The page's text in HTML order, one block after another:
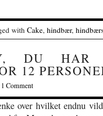
with Cake, hindbær,
DU HAR
12
1 Comment
over hvilket endnu